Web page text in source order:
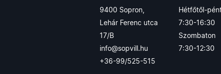
LEGRAND CARIVA
szerelvények KRÉM
LEGRAND műanyag
csatornák és tartozékaik
DLP sorozat
9400 Sopron,
Lehár Ferenc utca
17/B
info@sopvill.hu
+36-99/525-515
Hétfőtől-
7:30-16:30
Szombaton
7:30-12:30